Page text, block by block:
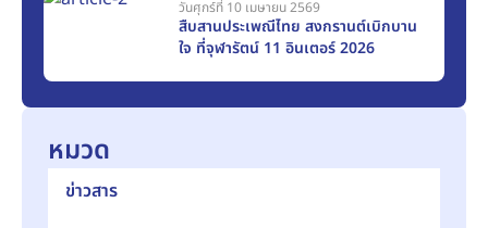
วันศุกร์ที่ 10 เมษายน 2569
สืบสานประเพณีไทย สงกรานต์เบิกบาน
ใจ ที่จุฬารัตน์ 11 อินเตอร์ 2026
หมวด
ข่าวสาร